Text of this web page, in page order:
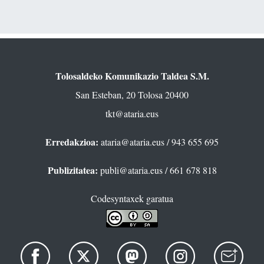
Tolosaldeko Komunikazio Taldea S.M.
San Esteban, 20 Tolosa 20400
tkt@ataria.eus
Erredakzioa: ataria@ataria.eus/ 943 655 695
Publizitatea: publi@ataria.eus/ 661 678 818
Codesyntaxek garatua